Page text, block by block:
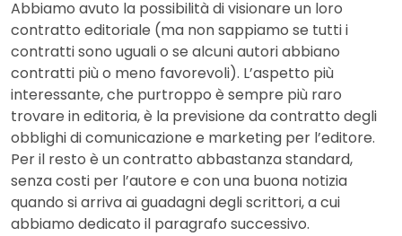
Abbiamo avuto la possibilità di visionare un loro
contratto editoriale (ma non sappiamo se tutti i
contratti sono uguali o se alcuni autori abbiano
contratti più o meno favorevoli). L’aspetto più
interessante, che purtroppo è sempre più raro
trovare in editoria, è la previsione da contratto degli
obblighi di comunicazione e marketing per l’editore.
Per il resto è un contratto abbastanza standard,
senza costi per l’autore e con una buona notizia
quando si arriva ai guadagni degli scrittori, a cui
abbiamo dedicato il paragrafo successivo.